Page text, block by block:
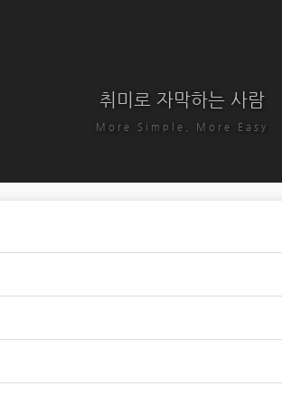
취미로 자막하는 사람
More Simple, More Easy